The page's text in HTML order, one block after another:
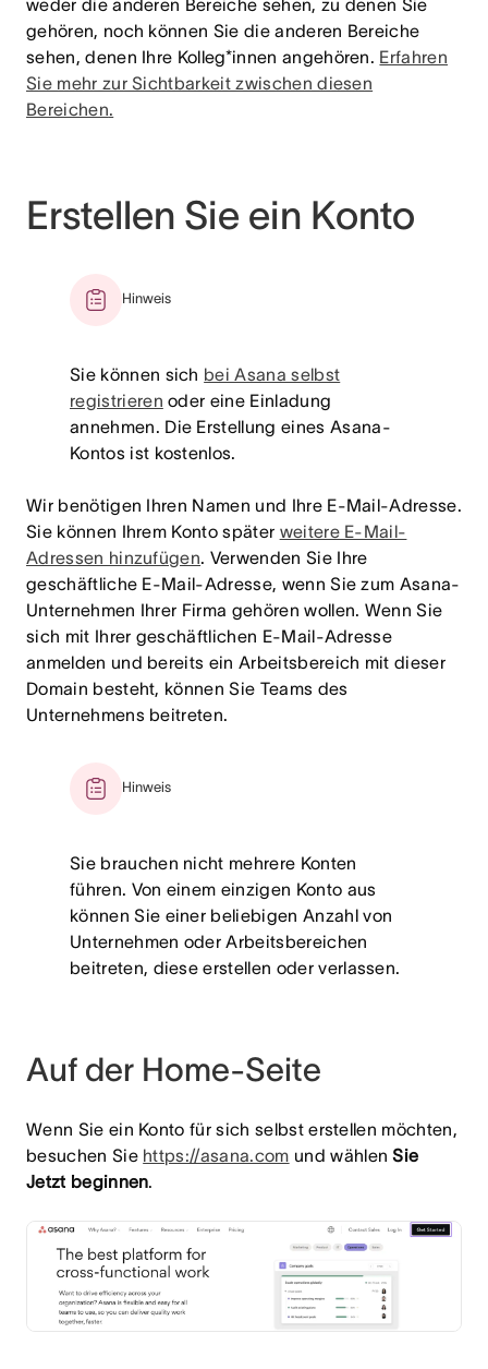
weder die anderen Bereiche sehen, zu denen Sie
gehören, noch können Sie die anderen Bereiche
sehen, denen Ihre Kolleg*innen angehören. Erfahren
Sie mehr zur Sichtbarkeit zwischen diesen
Bereichen.
Erstellen Sie ein Konto
Hinweis
Sie können sich bei Asana selbst
registrieren oder eine Einladung
annehmen. Die Erstellung eines Asana-
Kontos ist kostenlos.
Wir benötigen Ihren Namen und Ihre E-Mail-Adresse.
Sie können Ihrem Konto später weitere E-Mail-
Adressen hinzufügen. Verwenden Sie Ihre
geschäftliche E-Mail-Adresse, wenn Sie zum Asana-
Unternehmen Ihrer Firma gehören wollen. Wenn Sie
sich mit Ihrer geschäftlichen E-Mail-Adresse
anmelden und bereits ein Arbeitsbereich mit dieser
Domain besteht, können Sie Teams des
Unternehmens beitreten.
Hinweis
Sie brauchen nicht mehrere Konten
führen. Von einem einzigen Konto aus
können Sie einer beliebigen Anzahl von
Unternehmen oder Arbeitsbereichen
beitreten, diese erstellen oder verlassen.
Auf der Home-Seite
Wenn Sie ein Konto für sich selbst erstellen möchten,
besuchen Sie https://asana.com und wählenSie
Jetzt beginnen.